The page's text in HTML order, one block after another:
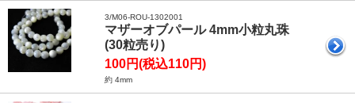
3/M06-ROU-1302001
マザーオブパール 4mm小粒丸珠
(30粒売り)
100円(税込110円)
約 4mm